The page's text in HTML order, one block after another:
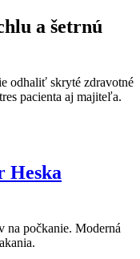
a šetrnú
odhaliť skryté zdravotné
pacienta aj majiteľa.
Heska
na počkanie. Moderná